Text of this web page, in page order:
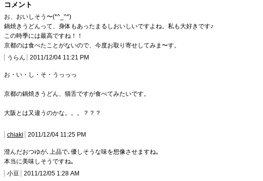
コメント
お、おいしそう〜(*^_^*)
鍋焼きうどんって、身体もあったまるしおいしいですよね。私も大好きです♪
この時季には最高ですね！！
京都のは食べたことがないので、今度お取り寄せしてみま〜す。
うらん
2011/12/04 11:21 PM
お・い・し・そ・うっっっ
京都の鍋焼きうどん、猫舌ですが食べてみたいです。
大阪とは又違うのかな。。。？？？
chiaki 2011/12/04 11:25 PM
澄んだおつゆが､上品で､優しそうな味を想像させますね｡
本当に美味しそうですね｡
小豆
2011/12/05 1:28 AM